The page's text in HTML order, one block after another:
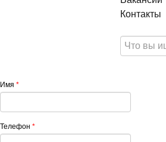
Контакты
Имя *
Телефон *